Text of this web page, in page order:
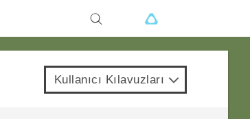
Kullanıcı Kılavuzları